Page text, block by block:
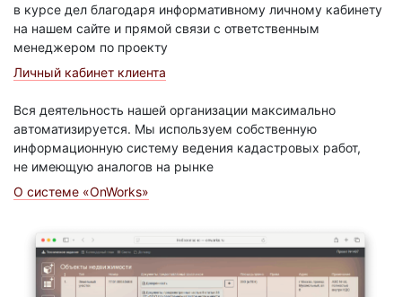
в курсе дел благодаря информативному личному кабинету
на нашем сайте и прямой связи с ответственным
менеджером по проекту
Личный кабинет клиента
Вся деятельность нашей организации максимально
автоматизируется. Мы используем собственную
информационную систему ведения кадастровых работ,
не имеющую аналогов на рынке
О системе «OnWorks»